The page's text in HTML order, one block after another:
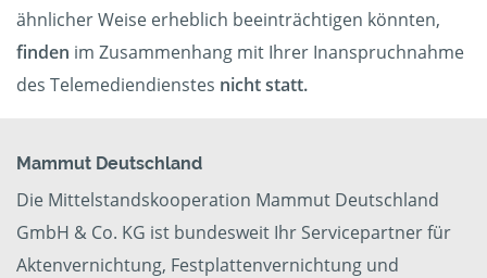
ähnlicher Weise erheblich beeinträchtigen könnten,
finden im Zusammenhang mit Ihrer Inanspruchnahme
des Telemediendienstes nicht statt.
Mammut Deutschland
Die Mittelstandskooperation Mammut Deutschland
GmbH & Co. KG ist bundesweit Ihr Servicepartner für
Aktenvernichtung, Festplattenvernichtung und